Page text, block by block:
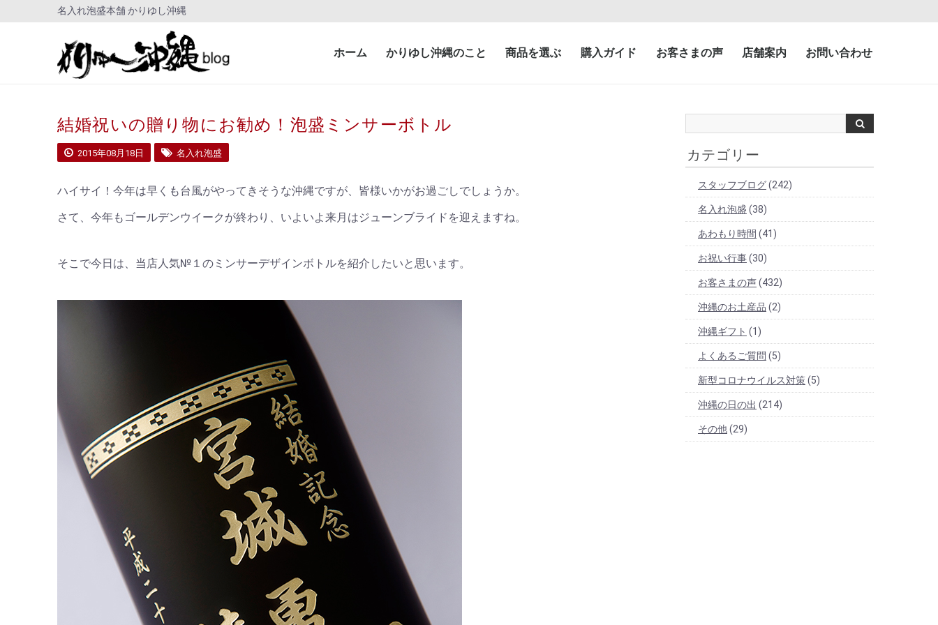
名入れ泡盛本舗 かりゆし沖縄
ホーム かりゆし沖縄のこと 商品を選ぶ 購入ガイド お客さまの声 店舗案内 お問い合わせ
結婚祝いの贈り物にお勧め！泡盛ミンサーボトル
2015年08月18日 名入れ泡盛
ハイサイ！今年は早くも台風がやってきそうな沖縄ですが、皆様いかがお過ごしでしょうか。
さて、今年もゴールデンウイークが終わり、いよいよ来月はジューンブライドを迎えますね。
そこで今日は、当店人気№１のミンサーデザインボトルを紹介したいと思います。
カテゴリー
スタッフブログ(242)
名入れ泡盛 (38)
あわもり時間 (41)
お祝い行事(30)
お客さまの声(432)
沖縄のお土産品 (2)
沖縄ギフト (1)
よくあるご質問 (5)
新型コロナウイルス対策(5)
沖縄の日の出 (214)
その他(29)